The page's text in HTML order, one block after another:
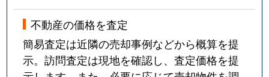
不動産の価格を査定
簡易査定は近隣の売却事例などから概算を提
示。訪問査定は現地を確認し、査定価格を提